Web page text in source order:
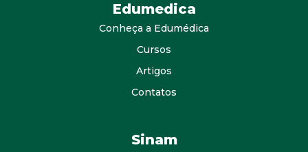
Edumedica
Conheça a Edumédica
Cursos
Artigos
Contatos
Sinam